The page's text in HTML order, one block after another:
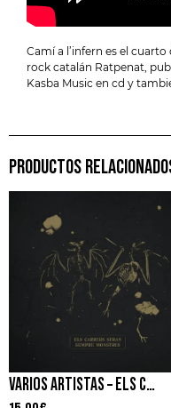
Camí a l’infern es el
rock catalán Ratpenat,
Kasba Music en cd y
PRODUCTOS
VARIOS ARTISTAS – ELS CARRERS SERAN SEMPRE MONSTRES